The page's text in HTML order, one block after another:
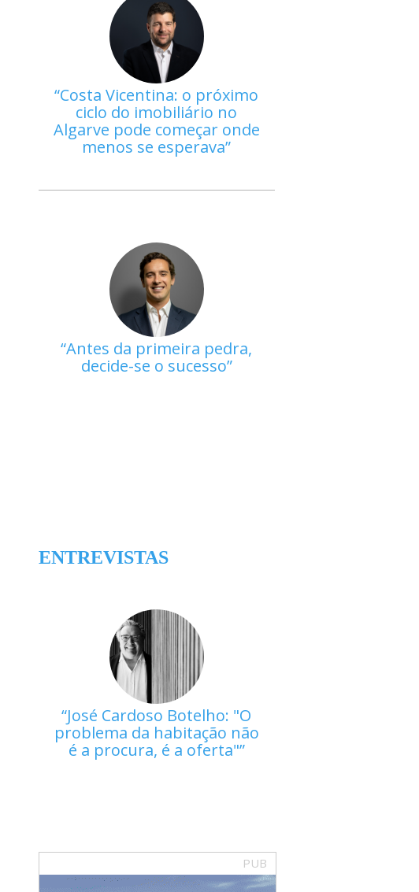
Costa Vicentina: o próximo
ciclo do imobiliário no
Algarve pode começar onde
menos se esperava
Antes da primeira pedra,
decide-se o sucesso
ENTREVISTAS
José Cardoso Botelho: "O
problema da habitação não
é a procura, é a oferta"
PUB